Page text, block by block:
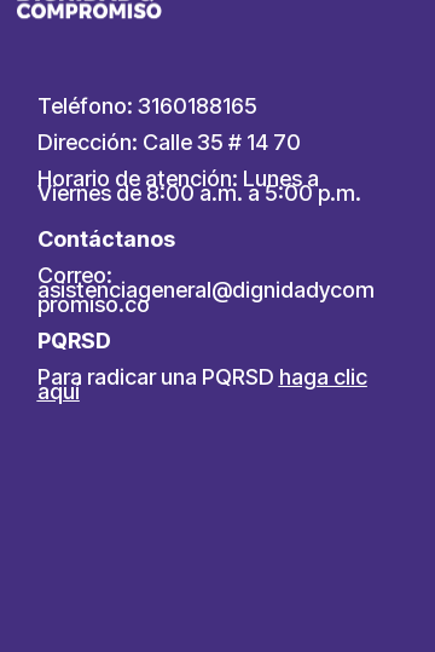
Teléfono: 3160188165
Dirección: Calle 35 # 14 70
Horario de atención: Lunes a
Viernes de 8:00 a.m. a 5:00 p.m.
Contáctanos
Correo:
asistenciageneral@dignidadycom
promiso.co
PQRSD
Para radicar una PQRSD haga clic
aquí